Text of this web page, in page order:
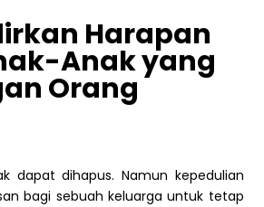
Harapan
Anak yang
Orang
dapat dihapus. Namun kepedulian
bagi sebuah keluarga untuk tetap